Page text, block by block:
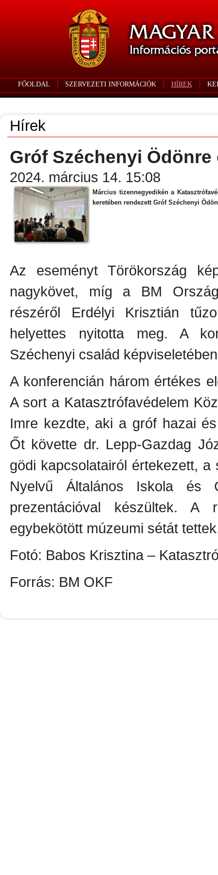
FŐOLDAL SZERVEZETI INFORMÁCIÓK HÍREK
Hírek
Gróf Széchenyi Ödönre
2024. március 14. 15:08
Március tizennegyedikén a
keretében rendezett Gróf Széchenyi
Az eseményt Törökország
nagykövet, míg a BM
részéről Erdélyi Krisztián
helyettes nyitotta meg. A
Széchenyi család
A konferencián három értékes
A sort a Katasztrófavédelem
Imre kezdte, aki a gróf hazai
Őt követte dr. Lepp-Gazdag
gödi kapcsolatairól értekezett,
Nyelvű Általános Iskola és
prezentációval készültek. A
egybekötött múzeumi sétát
Fotó: Babos Krisztina –
Forrás: BM OKF